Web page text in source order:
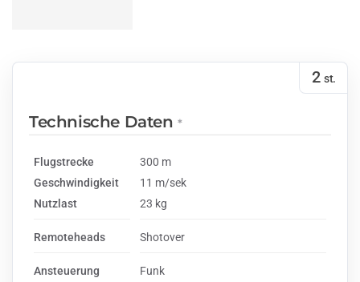
2st.
Technische Daten*
Flugstrecke
300 m
Geschwindigkeit
11 m/sek
Nutzlast
23 kg
Remoteheads Shotover
Ansteuerung
Funk